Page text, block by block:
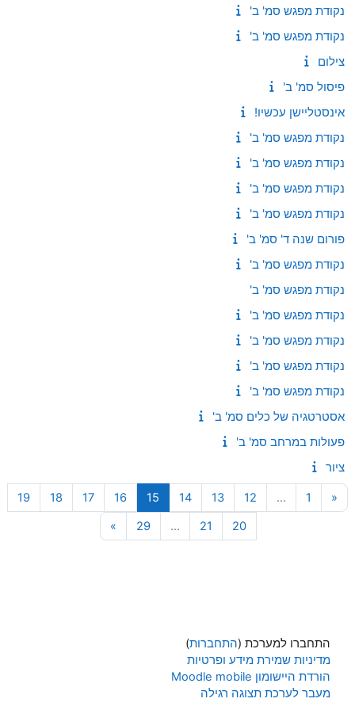
נקודת מפגש סמ' ב'
נקודת מפגש סמ' ב'
צילום
פיסול סמ' ב'
אינסטליישן עכשיו!
נקודת מפגש סמ' ב'
נקודת מפגש סמ' ב'
נקודת מפגש סמ' ב'
נקודת מפגש סמ' ב'
פורום שנה ד' סמ' ב'
נקודת מפגש סמ' ב'
נקודת מפגש סמ' ב'
נקודת מפגש סמ' ב'
נקודת מפגש סמ' ב'
נקודת מפגש סמ' ב'
נקודת מפגש סמ' ב'
אסטרטגיה של כלים סמ' ב'
פעולות במרחב סמ' ב'
ציור
« העמוד הקודם
1עמוד 1…
12עמוד 1213עמוד 1314עמוד 1415 עמוד 1516עמוד 1617עמוד 1718עמוד 1819
20 עמוד 2021 עמוד 21
…
29 עמוד 29
»
התחברו למערכת (התחברות)
מדיניות שמירת מידע ופרטיות
הורדת היישומון Moodle mobile
מעבר לערכת תצוגה רגילה